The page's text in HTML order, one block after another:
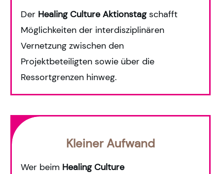
Der Healing CultureAktionstag schafft
Möglichkeiten der interdisziplinären
Vernetzung zwischen den
Projektbeteiligten sowie über die
Ressortgrenzen hinweg.
Kleiner Aufwand
Wer beim Healing Culture